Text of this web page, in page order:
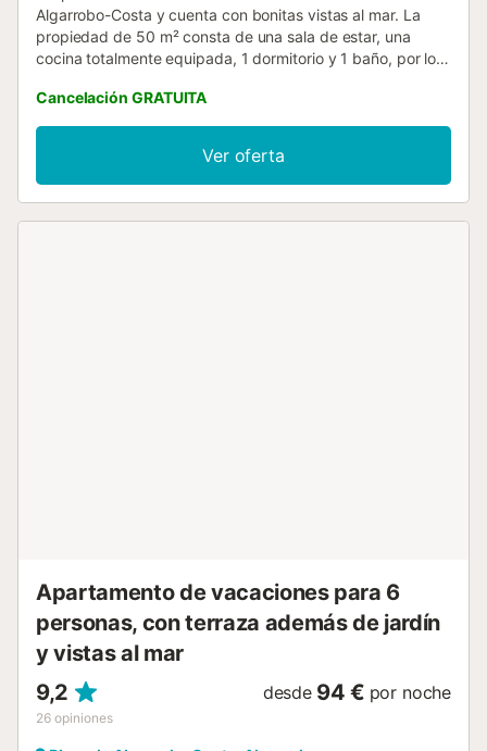
Algarrobo-Costa y cuenta con bonitas vistas al mar. La
propiedad de 50 m² consta de una sala de estar, una
cocina totalmente equipada, 1 dormitorio y 1 baño, por lo
incluyen un ventilador, un aparato de aire acondicionado
en el salón, una lavadora y una televisión. La propiedad
tiene acceso a una zona exterior compartida que incluye
una piscina vallada, un jardín, una piscina infantil, un
parque infantil, una ducha exterior y una pista de tenis.
Cancelación GRATUITA
Ver oferta
Apartamento de vacaciones para 6
personas, con terraza además de jardín
y vistas al mar
9,2
26 opiniones
desde 94 € por noche